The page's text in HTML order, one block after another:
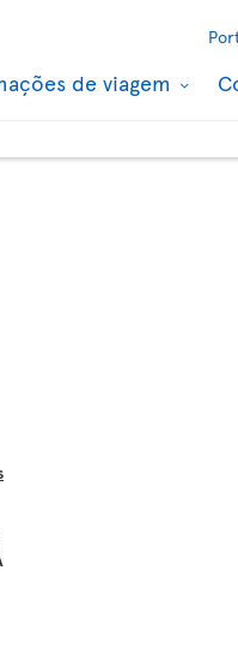
de viagem